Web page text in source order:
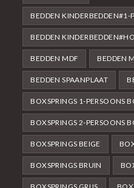
BEDDEN KINDERBEDDEN#1-
BEDDEN
BEDDEN MDF BEDDEN
BEDDEN SPAANPLAAT
BOXSPRINGS 1-PERSOONS
BOXSPRINGS 2-PERSOONS
BOXSPRINGS BEIGE
BOXSPRINGS BRUIN